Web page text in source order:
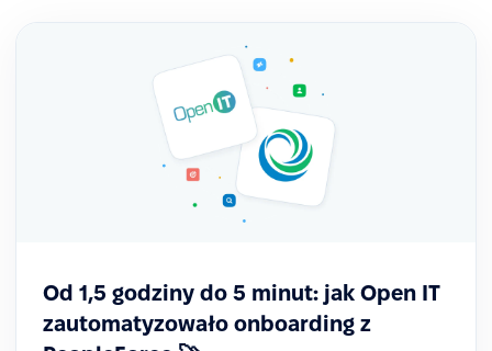
✅ Dostępność informacji i samoobsługa
Od 1,5 godziny do 5 minut: jak Open IT
zautomatyzowało onboarding z